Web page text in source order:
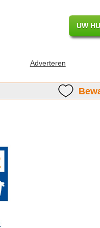
UW
Adverteren